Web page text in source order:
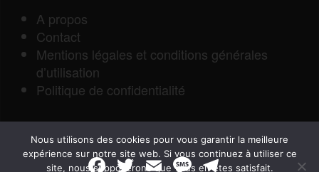
A propos
Contact
Mentions légales et conditions générales
d’utilisation
Politique de confidentialité
F T E M T
Nous utilisons des cookies pour vous garantir la meilleure
expérience sur notre site web. Si vous continuez à utiliser ce
site, nous supposerons que vous en êtes satisfait.